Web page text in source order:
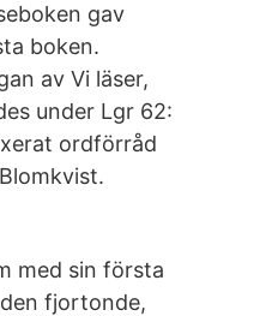
gav
boken.
av Vi läser,
under Lgr 62:
ordförråd
med sin första
fjortonde,